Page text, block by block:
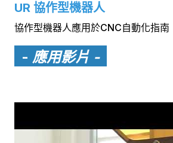
UR 協作型機器人
協作型機器人應用於CNC自動化指南
- 應用影片 -